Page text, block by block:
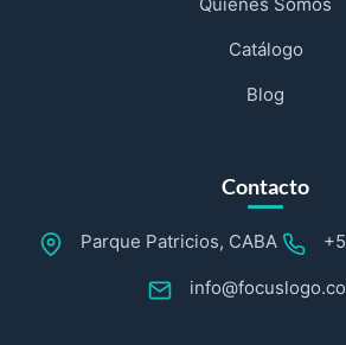
Catálogo
Blog
Contacto
Parque Patricios, CABA